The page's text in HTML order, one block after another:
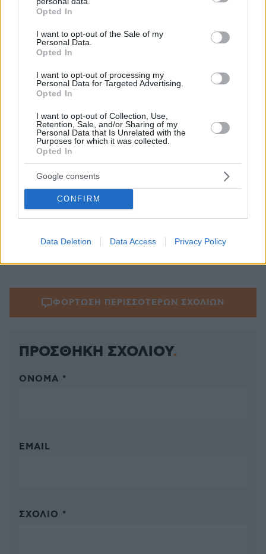
grant or deny consent to Google and its third-party tags to
use your data for below specified purposes in below Google
consent section.
Opted In
I want to opt-out of the Sale of my
Personal Data.
Opted In
I want to opt-out of processing my
Personal Data for Targeted Advertising.
Opted In
I want to opt-out of Collection, Use,
Retention, Sale, and/or Sharing of my
Personal Data that Is Unrelated with the
Purposes for which it was collected.
Opted In
Google consents
CONFIRM
Data Deletion Data Access Privacy Policy
Αν φιλιόντουσαν
10.06.2026, 18:29
Κάτω από το γιοτ θα το διάβαζα
Β___λαγνος
10.06.2026, 18:04
....και μετά και μετά;;;
ΑΠΑΝΤΗΣΗ
Αντιλυσσικό
και παιχνίδια.
ΦΟΡΤΩΣΗ ΠΕΡΙΣΣΟΤΕΡΩΝ ΣΧΟΛΙΩΝ
ΠΡΟΣΘΗΚΗ ΣΧΟΛΙΟΥ
ΌΝΟΜΑ *
EMAIL
ΣΧΌΛΙΟ *